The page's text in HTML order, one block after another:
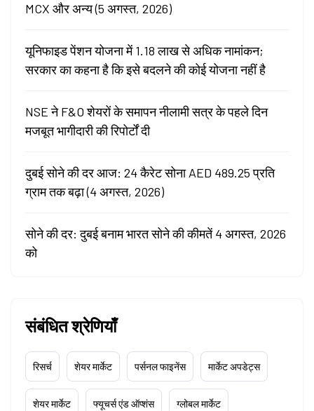
MCX और अन्य (5 अगस्त, 2026)
यूनिफाइड पेंशन योजना में 1.18 लाख से अधिक नामांकन;
सरकार का कहना है कि इसे बदलने की कोई योजना नहीं है
NSE ने F&O शेयरों के समापन नीलामी सत्र के पहले दिन
मजबूत भागीदारी की रिपोर्टों दी
दुबई सोने की दर आज: 24 कैरेट सोना AED 489.25 प्रति
ग्राम तक बढ़ा (4 अगस्त, 2026)
सोने की दर: दुबई बनाम भारत सोने की कीमतें 4 अगस्त, 2026
को
संबंधित श्रेणियाँ
रिसर्च शेयर मार्केट पर्सनल फाइनेंस मार्केट अपडेट्स
शेयर मार्केट फ्यूचर्स एंड ऑप्शंस ग्लोबल मार्केट